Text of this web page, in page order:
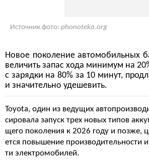
Источник фото: phonoteka.org
Новое поколение автомобильных
величить запас хода минимум на
с зарядки на 80% за 10 минут,
и значительно удешевить.
Toyota, один из ведущих
сировала запуск трех новых типов
щего поколения к 2026 году и позже,
ется повышение производительности
ти электромобилей.